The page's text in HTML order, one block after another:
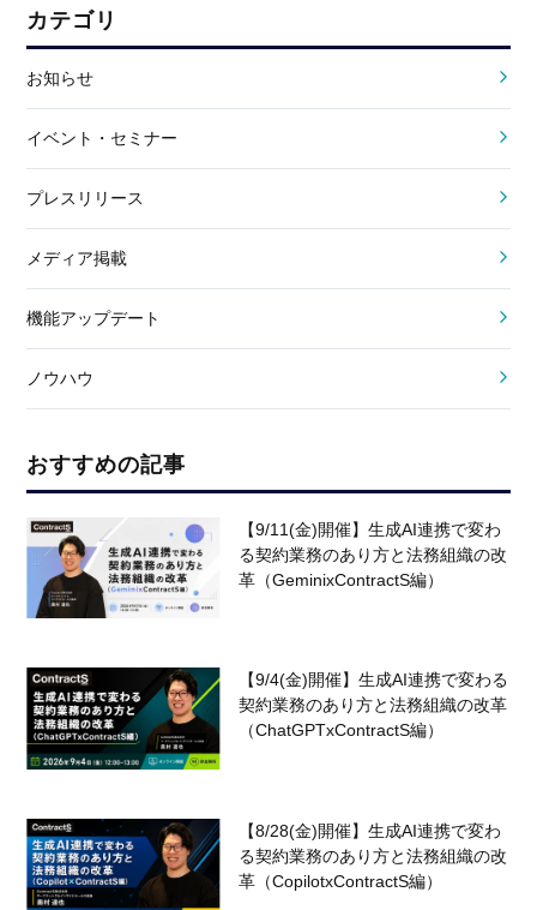
カテゴリ
お知らせ
イベント・セミナー
プレスリリース
メディア掲載
機能アップデート
ノウハウ
おすすめの記事
【9/11(金)開催】生成AI連携で変わ
る契約業務のあり方と法務組織の改
革（GeminixContractS編）
【9/4(金)開催】生成AI連携で変わる
契約業務のあり方と法務組織の改革
（ChatGPTxContractS編）
【8/28(金)開催】生成AI連携で変わ
る契約業務のあり方と法務組織の改
革（CopilotxContractS編）